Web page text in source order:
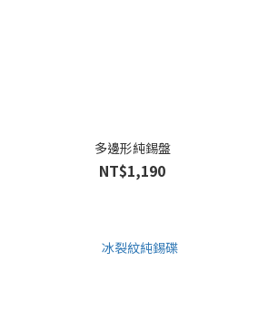
多邊形純錫盤
NT$1,190